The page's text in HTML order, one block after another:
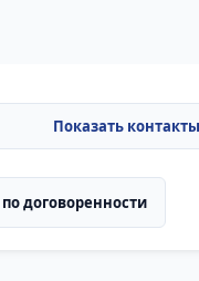
по договоренности